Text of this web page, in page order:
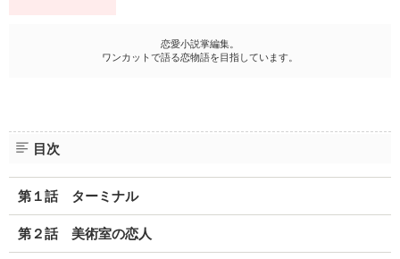
恋愛小説掌編集。
ワンカットで語る恋物語を目指しています。
目次
第１話 ターミナル
第２話 美術室の恋人